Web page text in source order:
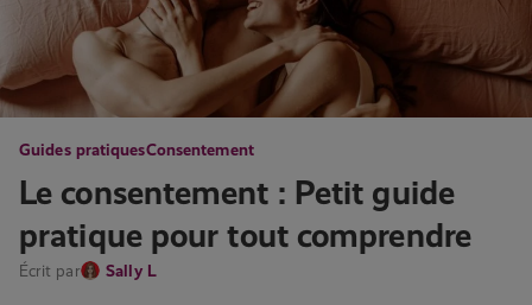
Guides pratiquesConsentement
Le consentement : Petit guide
pratique pour tout comprendre
Écrit par Sally L